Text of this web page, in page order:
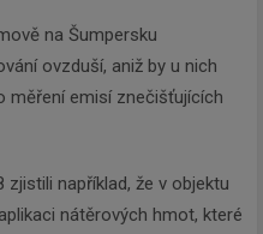
na Šumpersku
ovzduší, aniž by u nich
měření emisí znečišťujících
například, že v objektu
nátěrových hmot, které